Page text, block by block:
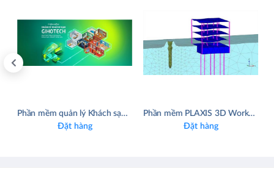
Phần mềm quản lý Khách sạn & Resort - GiHoTech Front Office
Đặt hàng
Phần mềm PLAXIS 3D WorkSuite
Đặt hàng